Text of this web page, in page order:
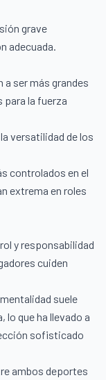
grave
adecuada.
ser más grandes
la fuerza
versatilidad de los
controlados en el
extrema en roles
y responsabilidad
cuiden
suele
lo que ha llevado a
sofisticado
ambos deportes